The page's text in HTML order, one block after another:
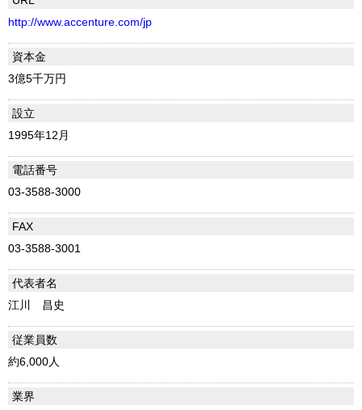
http://www.accenture.com/jp
資本金
3億5千万円
設立
1995年12月
電話番号
03-3588-3000
FAX
03-3588-3001
代表者名
江川 昌史
従業員数
約6,000人
業界